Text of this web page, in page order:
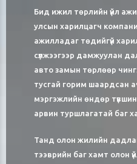
Бид ижил төрлийн үйл
улсын харилцагч
ажилладаг төдийгүй
сүлжээгээр дамжуулан
авто замын төрлөөр
тусгай горим шаардсан
мэргэжлийн өндөр
арвин туршлагатай баг
Танд олон жилийн
тээврийн баг хамт олон